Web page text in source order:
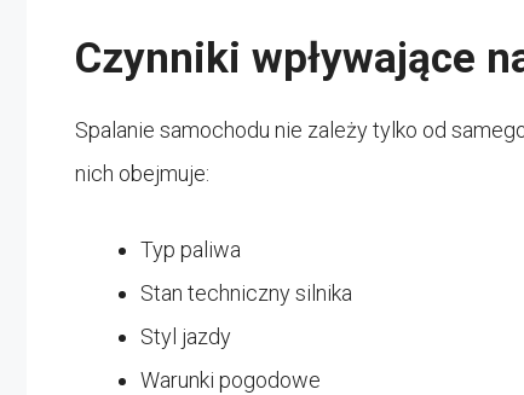
Czynniki wpływające
Spalanie samochodu nie zależy tylko od
nich obejmuje:
Typ paliwa
Stan techniczny silnika
Styl jazdy
Warunki pogodowe